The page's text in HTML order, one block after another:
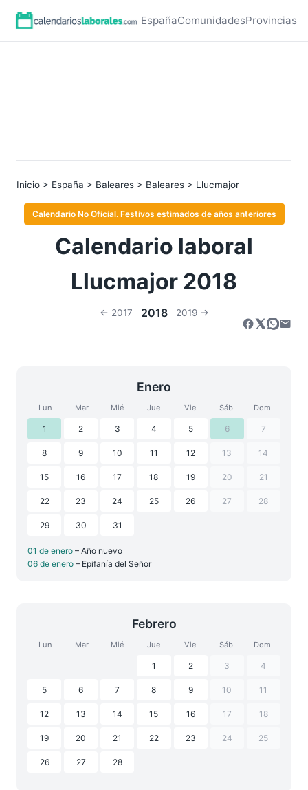
EspañaComunidadesProvincias
Inicio > España > Baleares > Baleares > Llucmajor
Calendario No Oficial. Festivos estimados de años anteriores
Calendario laboral
Llucmajor 2018
← 2017 2018 2019 →
Enero
Lun Mar Mié Jue Vie Sáb Dom
1 2 3 4 5 6 7
8 9 10 11 12 13 14
15 16 17 18 19 20 21
22 23 24 25 26 27 28
29 30 31
01 de enero – Año nuevo
06 de enero – Epifanía del Señor
Febrero
Lun Mar Mié Jue Vie Sáb Dom
1 2 3 4
5 6 7 8 9 10 11
12 13 14 15 16 17 18
19 20 21 22 23 24 25
26 27 28